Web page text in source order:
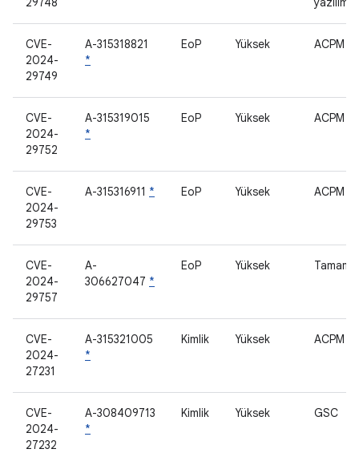
CVE-
2024-
29749
A-315318821
*
EoP Yüksek ACPM
CVE-
2024-
29752
A-315319015
*
EoP Yüksek ACPM
CVE-
2024-
29753
A-315316911 * EoP Yüksek ACPM
CVE-
2024-
29757
A-
306627047 *
EoP Yüksek
CVE-
2024-
27231
A-315321005
*
Kimlik Yüksek ACPM
CVE-
2024-
27232
A-308409713
*
Kimlik Yüksek GSC